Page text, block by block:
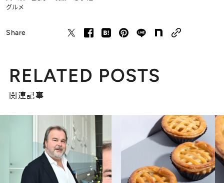
グルメ
Share
RELATED POSTS
関連記事